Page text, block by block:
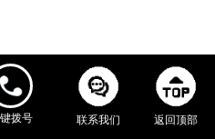
拨号 联系我们 返回顶部